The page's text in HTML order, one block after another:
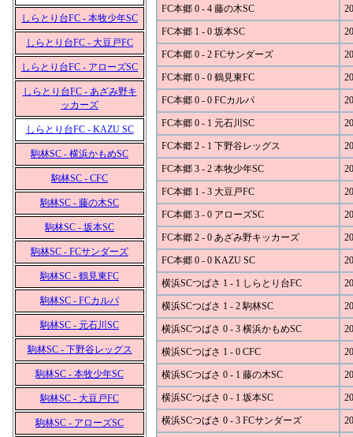
しらとり台FC - 本牧少年SC
しらとり台FC - 大豆戸FC
しらとり台FC - アローズSC
しらとり台FC - あざみ野キ
ッカーズ
しらとり台FC - KAZU SC
駒林SC - 横浜かもめSC
駒林SC - CFC
駒林SC - 藤の木SC
駒林SC - 坂本SC
駒林SC - FCサンダーズ
駒林SC - 鶴見東FC
駒林SC - FCカルパ
駒林SC - 元石川SC
駒林SC - 下野谷レッグス
駒林SC - 本牧少年SC
駒林SC - 大豆戸FC
駒林SC - アローズSC
FC本郷 0 - 4 藤の木SC
FC本郷 1 - 0 坂本SC
FC本郷 0 - 2 FCサンダーズ
FC本郷 0 - 0 鶴見東FC
FC本郷 0 - 0 FCカルパ
FC本郷 0 - 1 元石川SC
FC本郷 2 - 1 下野谷レッグス
FC本郷 3 - 2 本牧少年SC
FC本郷 1 - 3 大豆戸FC
FC本郷 3 - 0 アローズSC
FC本郷 2 - 0 あざみ野キッカーズ
FC本郷 0 - 0 KAZU SC
横浜SCつばさ 1 - 1 しらとり台FC
横浜SCつばさ 1 - 2 駒林SC
横浜SCつばさ 0 - 3 横浜かもめSC
横浜SCつばさ 1 - 0 CFC
横浜SCつばさ 0 - 1 藤の木SC
横浜SCつばさ 0 - 1 坂本SC
横浜SCつばさ 0 - 3 FCサンダーズ